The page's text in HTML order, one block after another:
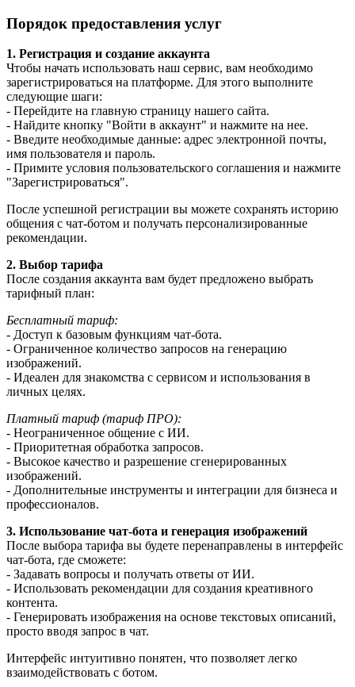
Порядок предоставления услуг
1. Регистрация и создание аккаунта
Чтобы начать использовать наш сервис, вам необходимо
зарегистрироваться на платформе. Для этого выполните
следующие шаги:
- Перейдите на главную страницу нашего сайта.
- Найдите кнопку "Войти в аккаунт" и нажмите на нее.
- Введите необходимые данные: адрес электронной почты,
имя пользователя и пароль.
- Примите условия пользовательского соглашения и нажмите
"Зарегистрироваться".
После успешной регистрации вы можете сохранять историю
общения с чат-ботом и получать персонализированные
рекомендации.
2. Выбор тарифа
После создания аккаунта вам будет предложено выбрать
тарифный план:
Бесплатный тариф:
- Доступ к базовым функциям чат-бота.
- Ограниченное количество запросов на генерацию
изображений.
- Идеален для знакомства с сервисом и использования в
личных целях.
Платный тариф (тариф ПРО):
- Неограниченное общение с ИИ.
- Приоритетная обработка запросов.
- Высокое качество и разрешение сгенерированных
изображений.
- Дополнительные инструменты и интеграции для бизнеса и
профессионалов.
3. Использование чат-бота и генерация изображений
После выбора тарифа вы будете перенаправлены в интерфейс
чат-бота, где сможете:
- Задавать вопросы и получать ответы от ИИ.
- Использовать рекомендации для создания креативного
контента.
- Генерировать изображения на основе текстовых описаний,
просто вводя запрос в чат.
Интерфейс интуитивно понятен, что позволяет легко
взаимодействовать с ботом.